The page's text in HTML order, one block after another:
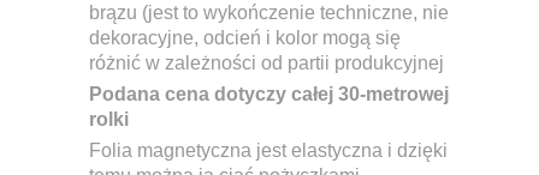
brązu (jest to wykończenie techniczne, nie
dekoracyjne, odcień i kolor mogą się
różnić w zależności od partii produkcyjnej
Podana cena dotyczy całej 30-metrowej
rolki
Folia magnetyczna jest elastyczna i dzięki